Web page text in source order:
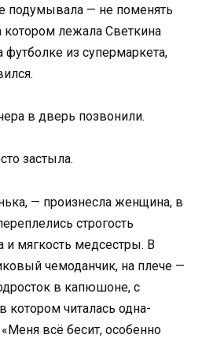
подумывала — не поменять
котором лежала Светкина
футболке из супермаркета,
в дверь позвонили.
застыла.
— произнесла женщина, в
строгость
и мягкость медсестры. В
чемоданчик, на плече —
в капюшоне, с
котором читалась одна-
всё бесит, особенно